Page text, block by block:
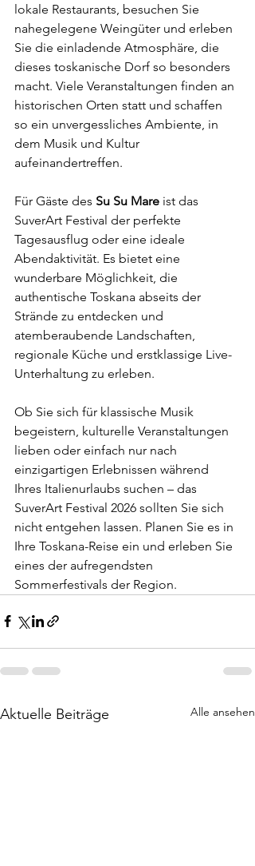
lokale Restaurants, besuchen Sie
nahegelegene Weingüter und erleben
Sie die einladende Atmosphäre, die
dieses toskanische Dorf so besonders
macht. Viele Veranstaltungen finden an
historischen Orten statt und schaffen
so ein unvergessliches Ambiente, in
dem Musik und Kultur
aufeinandertreffen.
Für Gäste des Su Su Mare ist das
SuverArt Festival der perfekte
Tagesausflug oder eine ideale
Abendaktivität. Es bietet eine
wunderbare Möglichkeit, die
authentische Toskana abseits der
Strände zu entdecken und
atemberaubende Landschaften,
regionale Küche und erstklassige Live-
Unterhaltung zu erleben.
Ob Sie sich für klassische Musik
begeistern, kulturelle Veranstaltungen
lieben oder einfach nur nach
einzigartigen Erlebnissen während
Ihres Italienurlaubs suchen – das
SuverArt Festival 2026 sollten Sie sich
nicht entgehen lassen. Planen Sie es in
Ihre Toskana-Reise ein und erleben Sie
eines der aufregendsten
Sommerfestivals der Region.
Aktuelle Beiträge Alle ansehen